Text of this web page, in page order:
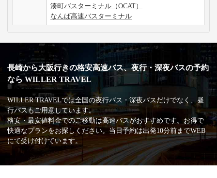
湊町バスターミナル（OCAT）
なんば高速バスターミナル
長崎から大阪行きの格安高速バス、夜行・深夜バスの予約
なら WILLER TRAVEL
WILLER TRAVELでは全国の夜行バス・深夜バスだけでなく、昼
行バスもご用意しています。
格安・最安値料金でのご移動は高速バスがおすすめです。お得で
快適なプランをお探しください。当日予約は出発10分前までWEB
にて受け付けています。